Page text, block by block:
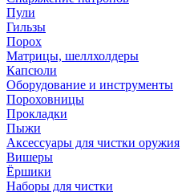
Пули
Гильзы
Порох
Матрицы, шеллхолдеры
Капсюли
Оборудование и инструменты
Пороховницы
Прокладки
Пыжи
Аксессуары для чистки оружия
Вишеры
Ёршики
Наборы для чистки